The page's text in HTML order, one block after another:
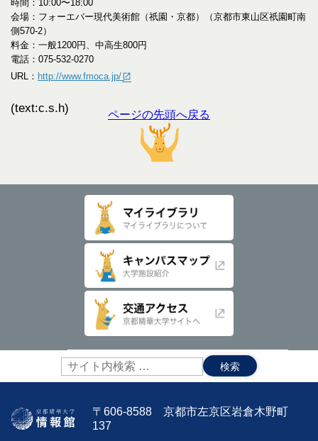
時間：10:00〜18:00
会場：フォーエバー現代美術館（祇園・京都）（京都市東山区祇園町南
側570-2）
料金：一般1200円、中高生800円
電話：075-532-0270
URL： http://www.fmoca.jp/
(text:c.s.h) ページの先頭へ戻る
サ
イ
ト
検
索:
〒606-8588 京都市左京区岩倉木野町
137